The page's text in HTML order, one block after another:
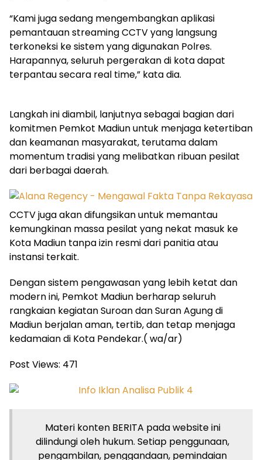
“Kami juga sedang mengembangkan aplikasi
pemantauan streaming CCTV yang langsung
terkoneksi ke sistem yang digunakan Polres.
Harapannya, seluruh pergerakan di kota dapat
terpantau secara real time,” kata dia.
Langkah ini diambil, lanjutnya sebagai bagian dari
komitmen Pemkot Madiun untuk menjaga ketertiban
dan keamanan masyarakat, terutama dalam
momentum tradisi yang melibatkan ribuan pesilat
dari berbagai daerah.
CCTV juga akan difungsikan untuk memantau
kemungkinan massa pesilat yang nekat masuk ke
Kota Madiun tanpa izin resmi dari panitia atau
instansi terkait.
Dengan sistem pengawasan yang lebih ketat dan
modern ini, Pemkot Madiun berharap seluruh
rangkaian kegiatan Suroan dan Suran Agung di
Madiun berjalan aman, tertib, dan tetap menjaga
kedamaian di Kota Pendekar.( wa/ar)
Post Views: 471
Materi konten BERITA pada website ini
dilindungi oleh hukum. Setiap penggunaan,
pengambilan, penggandaan, pemindaian